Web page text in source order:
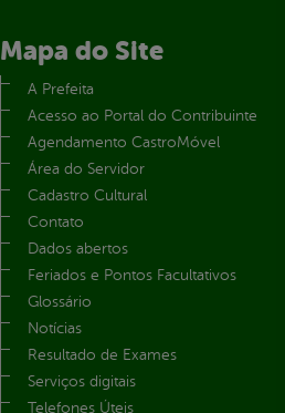
Mapa do Site
A Prefeita
Acesso ao Portal do Contribuinte
Agendamento CastroMóvel
Área do Servidor
Cadastro Cultural
Contato
Dados abertos
Feriados e Pontos Facultativos
Glossário
Notícias
Resultado de Exames
Serviços digitais
Telefones Úteis